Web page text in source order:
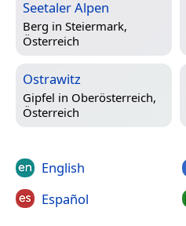
Seetaler Alpen
Berg in Steiermark,
Österreich
Ostrawitz
Gipfel in Oberösterreich,
Österreich
English
Español